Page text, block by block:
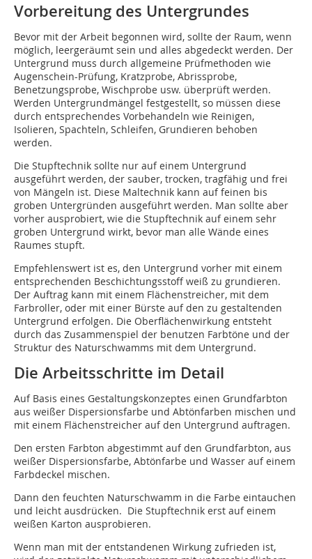
Vorbereitung des Untergrundes
Bevor mit der Arbeit begonnen wird, sollte der Raum, wenn
möglich, leergeräumt sein und alles abgedeckt werden. Der
Untergrund muss durch allgemeine Prüfmethoden wie
Augenschein-Prüfung, Kratzprobe, Abrissprobe,
Benetzungsprobe, Wischprobe usw. überprüft werden.
Werden Untergrundmängel festgestellt, so müssen diese
durch entsprechendes Vorbehandeln wie Reinigen,
Isolieren, Spachteln, Schleifen, Grundieren behoben
werden.
Die Stupftechnik sollte nur auf einem Untergrund
ausgeführt werden, der sauber, trocken, tragfähig und frei
von Mängeln ist. Diese Maltechnik kann auf feinen bis
groben Untergründen ausgeführt werden. Man sollte aber
vorher ausprobiert, wie die Stupftechnik auf einem sehr
groben Untergrund wirkt, bevor man alle Wände eines
Raumes stupft.
Empfehlenswert ist es, den Untergrund vorher mit einem
entsprechenden Beschichtungsstoff weiß zu grundieren.
Der Auftrag kann mit einem Flächenstreicher, mit dem
Farbroller, oder mit einer Bürste auf den zu gestaltenden
Untergrund erfolgen. Die Oberflächenwirkung entsteht
durch das Zusammenspiel der benutzen Farbtöne und der
Struktur des Naturschwamms mit dem Untergrund.
Die Arbeitsschritte im Detail
Auf Basis eines Gestaltungskonzeptes einen Grundfarbton
aus weißer Dispersionsfarbe und Abtönfarben mischen und
mit einem Flächenstreicher auf den Untergrund auftragen.
Den ersten Farbton abgestimmt auf den Grundfarbton, aus
weißer Dispersionsfarbe, Abtönfarbe und Wasser auf einem
Farbdeckel mischen.
Dann den feuchten Naturschwamm in die Farbe eintauchen
und leicht ausdrücken. Die Stupftechnik erst auf einem
weißen Karton ausprobieren.
Wenn man mit der entstandenen Wirkung zufrieden ist,